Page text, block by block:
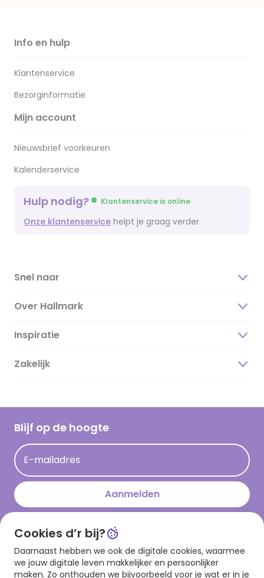
Info en hulp
Klantenservice
Bezorginformatie
Mijn account
Nieuwsbrief voorkeuren
Kalenderservice
Hulp nodig? Klantenservice is online
Onze klantenservice helpt je graag verder.
Snel naar
Over Hallmark
Over ons
Duurzaamheid
Hallmark Kaartclub
Acties
Persberichten
Hallmark en Kinderpostzegels
Inspiratie
Magazine
Cadeau inspiratie
Kaartinspiratie
Zakelijk
Blijf op de hoogte
E-mailadres
Aanmelden
Download onze app
Cookies d’r bij?
Daarnaast hebben we ook de digitale cookies, waarmee
we jouw digitale leven makkelijker en persoonlijker
maken. Zo onthouden we bijvoorbeeld voor je wat er in je